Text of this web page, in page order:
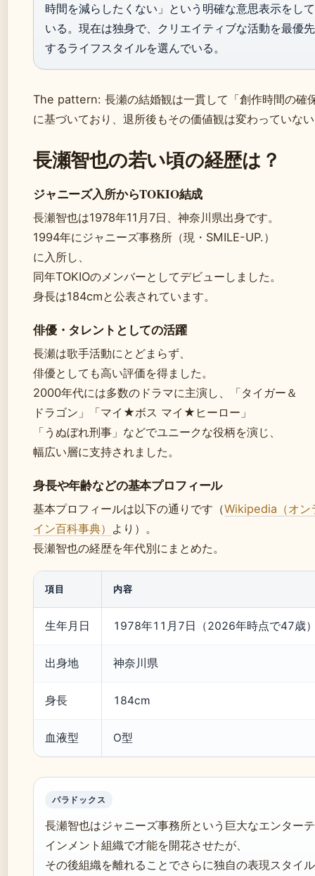
時間を減らしたくない」という明確な意思表示をして
いる。現在は独身で、クリエイティブな活動を最優先
するライフスタイルを選んでいる。
The pattern: 長瀬の結婚観は一貫して「創作時間の確
に基づいており、退所後もその価値観は変わっていな
長瀬智也の若い頃の経歴は？
ジャニーズ入所からTOKIO結成
長瀬智也は1978年11月7日、神奈川県出身です。
1994年にジャニーズ事務所（現・SMILE-UP.）
に入所し、
同年TOKIOのメンバーとしてデビューしました。
身長は184cmと公表されています。
俳優・タレントとしての活躍
長瀬は歌手活動にとどまらず、
俳優としても高い評価を得ました。
2000年代には多数のドラマに主演し、「タイガー＆
ドラゴン」「マイ★ボス マイ★ヒーロー」
「うぬぼれ刑事」などでユニークな役柄を演じ、
幅広い層に支持されました。
身長や年齢などの基本プロフィール
基本プロフィールは以下の通りです（Wikipedia（オン
イン百科事典） より）。
長瀬智也の経歴を年代別にまとめた。
項目 内容
生年月日 1978年11月7日（2026年時点で47歳
出身地 神奈川県
身長 184cm
血液型 O型
パラドックス
長瀬智也はジャニーズ事務所という巨大なエンターテ
インメント組織で才能を開花させたが、
その後組織を離れることでさらに独自の表現スタイル